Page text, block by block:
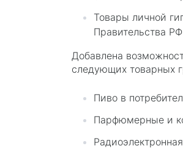
Товары личной
Правительства
Добавлена
следующих товарных
Пиво в
Парфюмерные и